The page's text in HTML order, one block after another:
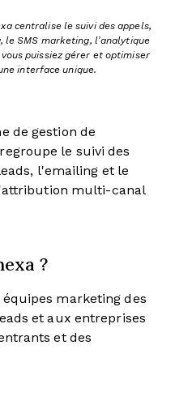
centralise le suivi des appels,
le SMS marketing, l’analytique
puissiez gérer et optimiser
interface unique.
de gestion de
le suivi des
l'emailing et le
multi-canal
?
marketing des
et aux entreprises
et des